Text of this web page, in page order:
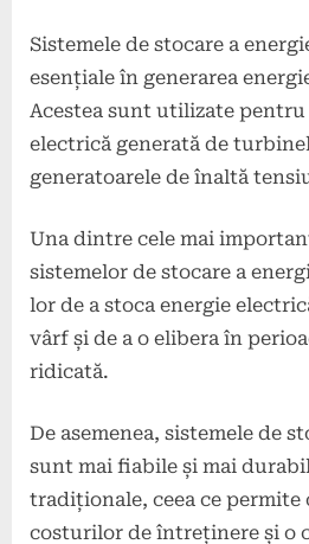
Sistemele de stocare a
esențiale în generarea
Acestea sunt utilizate pentru
electrică generată de
generatoarele de înaltă
Una dintre cele mai
sistemelor de stocare a
lor de a stoca energie
vârf și de a o elibera în
ridicată.
De asemenea, sistemele de
sunt mai fiabile și mai
tradiționale, ceea ce permite
costurilor de întreținere și o